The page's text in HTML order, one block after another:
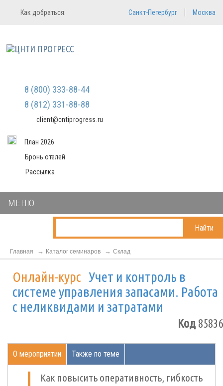
Регистрация
Мы не передаем ваши данные
третьим лицам и не рассылаем
Вход в систему
Как добраться: Санкт-Петербург Москва
8 (800) 333-88-44
8 (812) 331-88-88
client@cntiprogress.ru
План 2026
Бронь отелей
Рассылка
МЕНЮ
Найти
Главная Каталог семинаров Склад
Онлайн-курс Учет и контроль в
системе управления запасами. Работа
с неликвидами и затратами
Код85836
О мероприятии Также по теме
Как повысить оперативность, гибкость